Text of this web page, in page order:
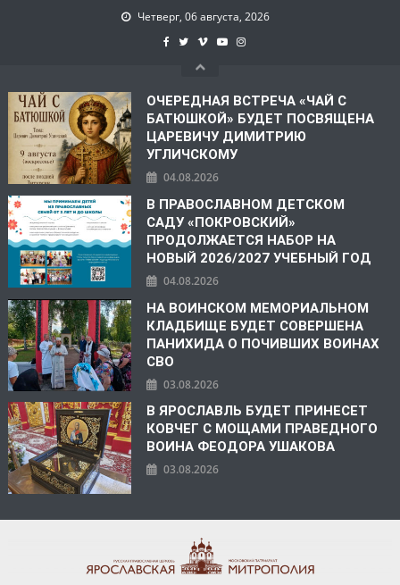
Четверг, 06 августа, 2026
ОЧЕРЕДНАЯ ВСТРЕЧА «ЧАЙ С
БАТЮШКОЙ» БУДЕТ ПОСВЯЩЕНА
ЦАРЕВИЧУ ДИМИТРИЮ
УГЛИЧСКОМУ
04.08.2026
В ПРАВОСЛАВНОМ ДЕТСКОМ
САДУ «ПОКРОВСКИЙ»
ПРОДОЛЖАЕТСЯ НАБОР НА
НОВЫЙ 2026/2027 УЧЕБНЫЙ ГОД
04.08.2026
НА ВОИНСКОМ МЕМОРИАЛЬНОМ
КЛАДБИЩЕ БУДЕТ СОВЕРШЕНА
ПАНИХИДА О ПОЧИВШИХ ВОИНАХ
СВО
03.08.2026
В ЯРОСЛАВЛЬ БУДЕТ ПРИНЕСЕТ
КОВЧЕГ С МОЩАМИ ПРАВЕДНОГО
ВОИНА ФЕОДОРА УШАКОВА
03.08.2026